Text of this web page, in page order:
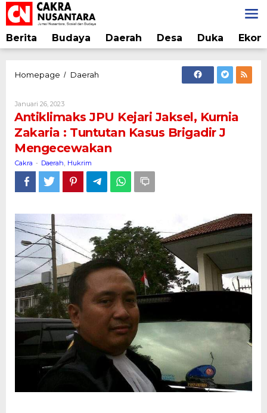
Lewati
ke
konten
Berita Budaya Daerah Desa Duka
Homepage / Daerah
Kurnia
Zakaria
:
Kasus
Brigadir
J
Januari 26, 2023Oleh
Cakra
Antiklimaks JPU Kejari Jaksel, Kurnia
Zakaria : Tuntutan Kasus Brigadir J
Mengecewakan
Cakra - Daerah Hukrim